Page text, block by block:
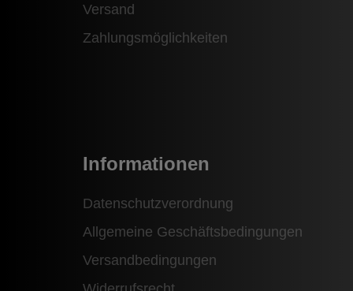
Versand
Zahlungsmöglichkeiten
Informationen
Datenschutzverordnung
Allgemeine Geschäftsbedingungen
Versandbedingungen